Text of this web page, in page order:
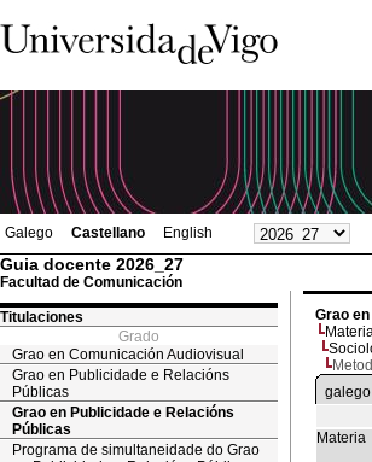
Galego Castellano English
Guia docente 2026_27
Facultad de Comunicación
Titulaciones
Grado
Grao en Comunicación Audiovisual
Grao en Publicidade e Relacións
Públicas
Grao en Publicidade e Relacións
Públicas
Programa de simultaneidade do Grao
Grao
galego
Materia